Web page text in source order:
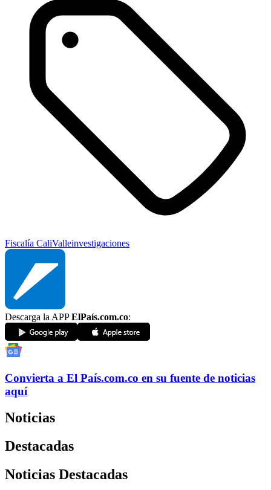
Fiscalía CaliValleinvestigaciones
Descarga la APPElPaís.com.co:
Convierta a El País.com.co en su fuente de noticias
aquí
Noticias
Destacadas
Noticias Destacadas